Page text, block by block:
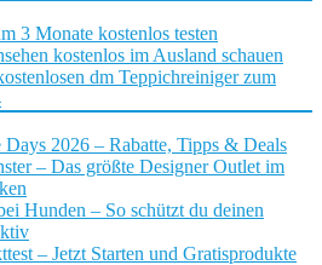
3 Monate kostenlos testen
kostenlos im Ausland schauen
dm Teppichreiniger zum
Days 2026 – Rabatte, Tipps & Deals
– Das größte Designer Outlet im
Hunden – So schützt du deinen
– Jetzt Starten und Gratisprodukte